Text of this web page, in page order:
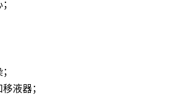
液器；